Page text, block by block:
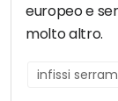
europeo e
molto altro.
infissi